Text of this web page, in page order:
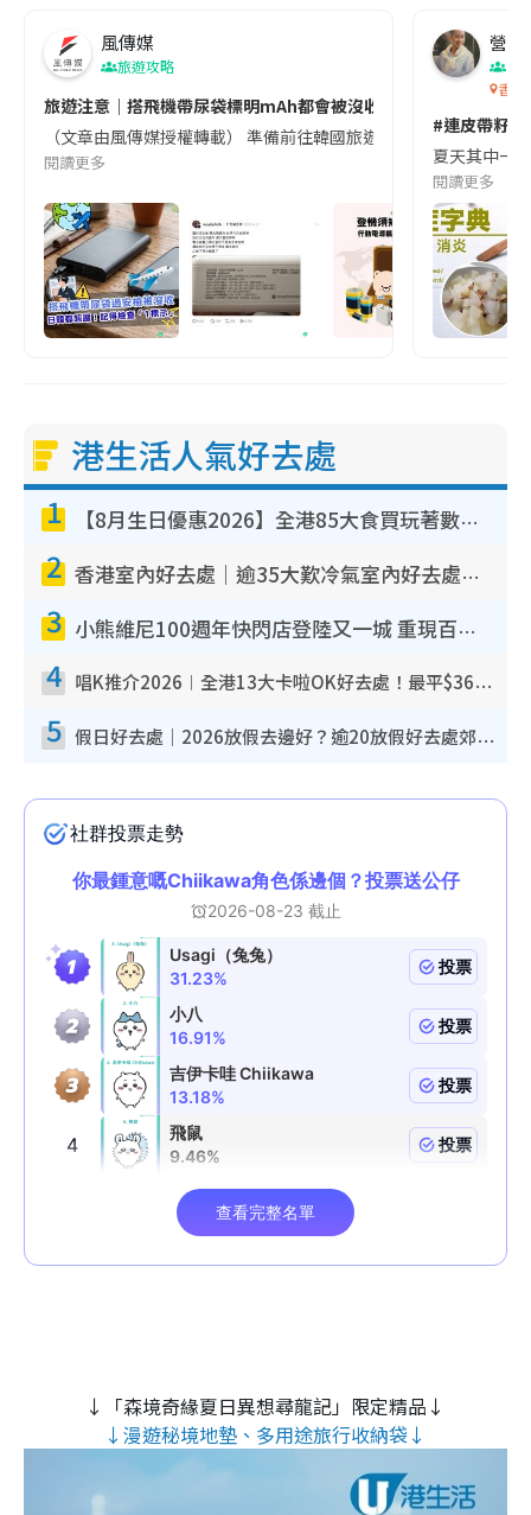
風傳媒
旅遊攻略
旅遊注意｜搭飛機帶尿袋標明mAh都會被沒收😱出發前切記檢查
（文章由風傳媒授權轉載） 準備前往韓國旅遊的民眾，近期要
閱讀更多
營養
香港
#連皮帶籽
夏天其中一
閱讀更多
港生活人氣好去處
1 【8月生日優惠2026】全港85大食買玩著數攻略 自助餐/火鍋放題同行免費＋誠品/DONKI送現金券
2 香港室內好去處｜逾35大歎冷氣室內好去處推介 室內活動免費避雨無懼落雨
3 小熊維尼100週年快閃店登陸又一城 重現百畝森林經典場景／獨家限定盲盒登場／專屬DIY香水
4 唱K推介2026︱全港13大卡啦OK好去處！最平$36起 日文K都有！(附地址+收費詳情)
5 假日好去處｜2026放假去邊好？逾20放假好去處郊外/秘景 休閒半日或一日遊
↓「森境奇緣夏日異想尋龍記」限定精品↓
↓漫遊秘境地墊、多用途旅行收納袋↓